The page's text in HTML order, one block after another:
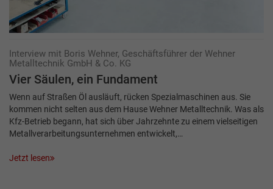
Interview mit Boris Wehner, Geschäftsführer der Wehner
Metalltechnik GmbH & Co. KG
Vier Säulen, ein Fundament
Wenn auf Straßen Öl ausläuft, rücken Spezialmaschinen aus. Sie
kommen nicht selten aus dem Hause Wehner Metalltechnik. Was als
Kfz-Betrieb begann, hat sich über Jahrzehnte zu einem vielseitigen
Metallverarbeitungsunternehmen entwickelt,…
Jetzt lesen